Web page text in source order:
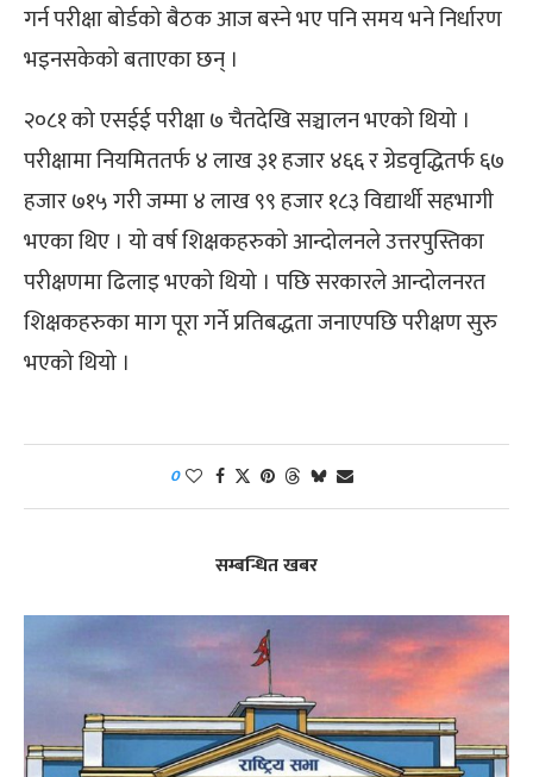
गर्न परीक्षा बोर्डको बैठक आज बस्ने भए पनि समय भने निर्धारण
भइनसकेको बताएका छन् ।
२०८१ को एसईई परीक्षा ७ चैतदेखि सञ्चालन भएको थियो ।
परीक्षामा नियमिततर्फ ४ लाख ३१ हजार ४६६ र ग्रेडवृद्धितर्फ ६७
हजार ७१५ गरी जम्मा ४ लाख ९९ हजार १८३ विद्यार्थी सहभागी
भएका थिए । यो वर्ष शिक्षकहरुको आन्दोलनले उत्तरपुस्तिका
परीक्षणमा ढिलाइ भएको थियो । पछि सरकारले आन्दोलनरत
शिक्षकहरुका माग पूरा गर्ने प्रतिबद्धता जनाएपछि परीक्षण सुरु
भएको थियो ।
0
सम्बन्धित खबर